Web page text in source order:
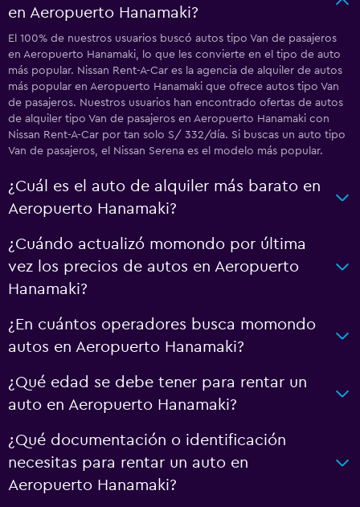
en Aeropuerto Hanamaki?
El 100% de nuestros usuarios buscó autos tipo Van de pasajeros
en Aeropuerto Hanamaki, lo que les convierte en el tipo de auto
más popular. Nissan Rent-A-Car es la agencia de alquiler de autos
más popular en Aeropuerto Hanamaki que ofrece autos tipo Van
de pasajeros. Nuestros usuarios han encontrado ofertas de autos
de alquiler tipo Van de pasajeros en Aeropuerto Hanamaki con
Nissan Rent-A-Car por tan solo S/ 332/día. Si buscas un auto tipo
Van de pasajeros, el Nissan Serena es el modelo más popular.
¿Cuál es el auto de alquiler más barato en
Aeropuerto Hanamaki?
¿Cuándo actualizó momondo por última
vez los precios de autos en Aeropuerto
Hanamaki?
¿En cuántos operadores busca momondo
autos en Aeropuerto Hanamaki?
¿Qué edad se debe tener para rentar un
auto en Aeropuerto Hanamaki?
¿Qué documentación o identificación
necesitas para rentar un auto en
Aeropuerto Hanamaki?